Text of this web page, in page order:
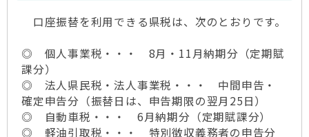
口座振替を利用できる県税は、次のとおりです。
◎ 個人事業税・・・ 8月・11月納期分（定期賦
課分）
◎ 法人県民税・法人事業税・・・ 中間申告・
確定申告分（振替日は、申告期限の翌月25日）
◎ 自動車税・・・ 6月納期分（定期賦課分）
◎ 軽油引取税・・・ 特別徴収義務者の申告分